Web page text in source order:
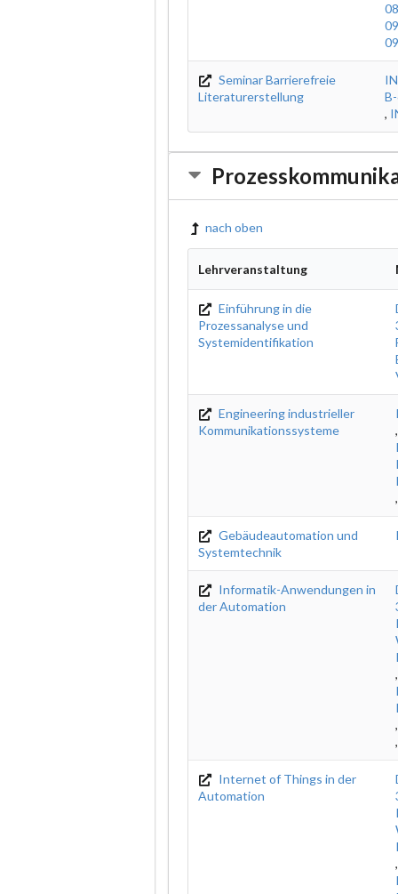
Seminar Barrierefreie
Literaturerstellung
,
nach oben
Lehrveranstaltung
Einführung in die
Prozessanalyse und
Systemidentifikation
Engineering industrieller
Kommunikationssysteme
Gebäudeautomation und
Systemtechnik
Informatik-Anwendungen in
der Automation
Internet of Things in der
Automation